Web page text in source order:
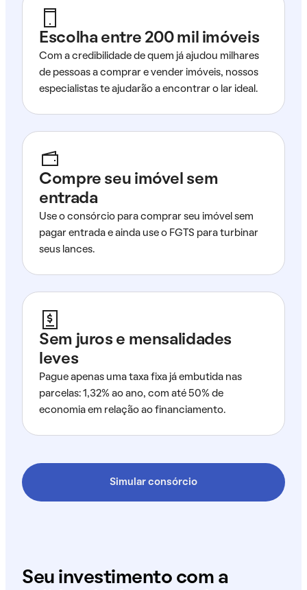
Escolha entre 200 mil imóveis
Com a credibilidade de quem já ajudou milhares
de pessoas a comprar e vender imóveis, nossos
especialistas te ajudarão a encontrar o lar ideal.
Compre seu imóvel sem
entrada
Use o consórcio para comprar seu imóvel sem
pagar entrada e ainda use o FGTS para turbinar
seus lances.
Sem juros e mensalidades
leves
Pague apenas uma taxa fixa já embutida nas
parcelas: 1,32% ao ano, com até 50% de
economia em relação ao financiamento.
Simular consórcio
Seu investimento com a